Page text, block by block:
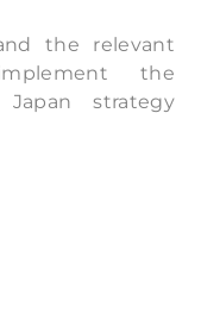
the relevant
the
strategy